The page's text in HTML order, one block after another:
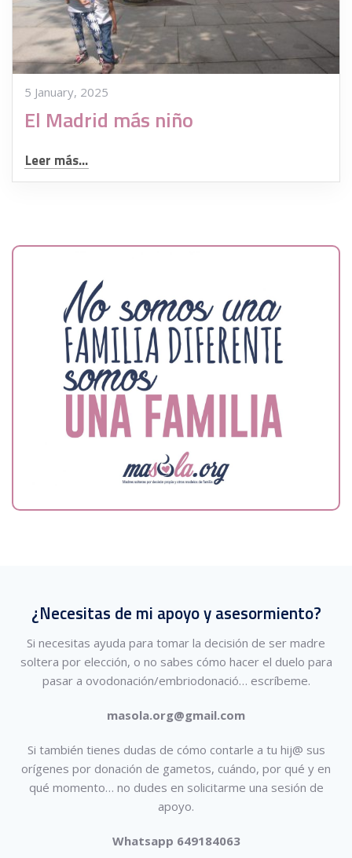
5 January, 2025
El Madrid más niño
Leer más...
¿Necesitas de mi apoyo y asesormiento?
Si necesitas ayuda para tomar la decisión de ser madre
soltera por elección, o no sabes cómo hacer el duelo para
pasar a ovodonación/embriodonació… escríbeme.
masola.org@gmail.com
Si también tienes dudas de cómo contarle a tu hij@ sus
orígenes por donación de gametos, cuándo, por qué y en
qué momento… no dudes en solicitarme una sesión de
apoyo.
Whatsapp 649184063